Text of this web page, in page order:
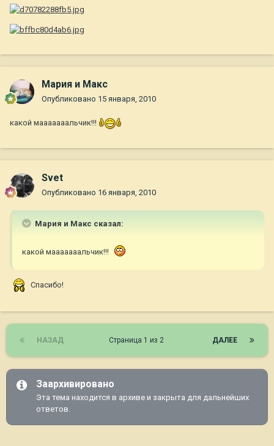
Мария и Макс
Опубликовано 15 января, 2010
какой мааааааальчик!!!
Svet
Опубликовано 16 января, 2010
Мария и Макс сказал:
какой мааааааальчик!!!
Спасибо!
НАЗАД ДАЛЕЕ
Страница 1 из 2
Заархивировано
Эта тема находится в архиве и закрыта для дальнейших
ответов.